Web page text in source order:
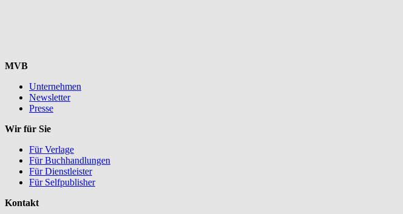
MVB
Unternehmen
Newsletter
Presse
Wir für Sie
Für Verlage
Für Buchhandlungen
Für Dienstleister
Für Selfpublisher
Kontakt